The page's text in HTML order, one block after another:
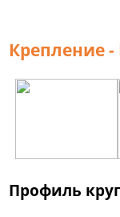
Крепление
Профиль